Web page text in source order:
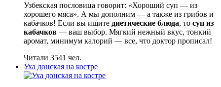
Узбекская пословица говорит: «Хороший суп — из
хорошего мяса». А мы дополним — а также из грибов и
кабачков! Если вы ищите диетические блюда, то суп из
кабачков — ваш выбор. Мягкий нежный вкус, тонкий
аромат, минимум калорий — все, что доктор прописал!
Читали 3541 чел.
Уха донская на костре